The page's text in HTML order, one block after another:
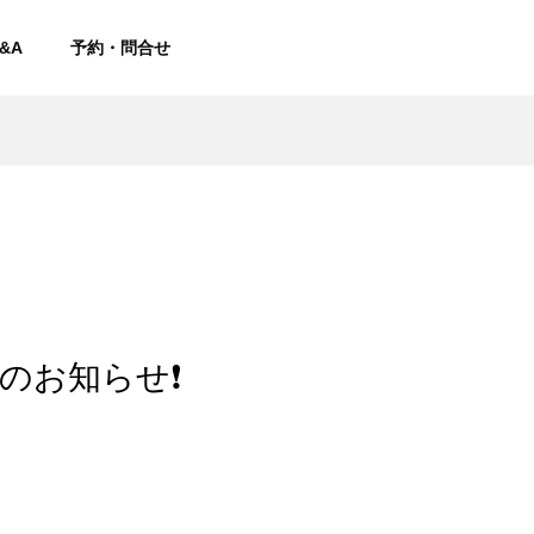
予約・問合せ
知らせ❗